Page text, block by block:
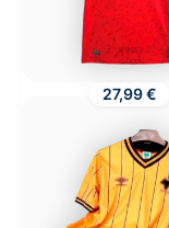
27,99 €